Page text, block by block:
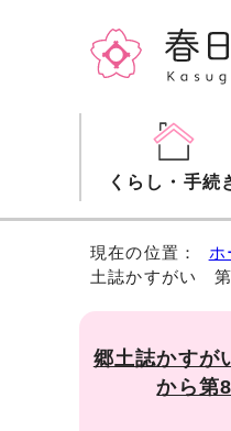
くらし・手続
現在の位置： ホ
土誌かすがい
郷土誌かす
から第